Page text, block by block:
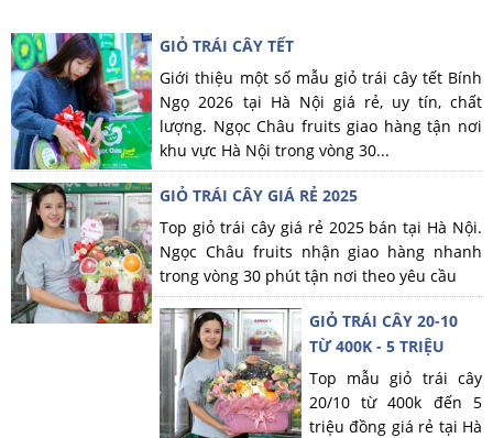
GIỎ TRÁI CÂY TẾT
Giới thiệu một số mẫu giỏ trái cây tết Bính
Ngọ 2026 tại Hà Nội giá rẻ, uy tín, chất
lượng. Ngọc Châu fruits giao hàng tận nơi
khu vực Hà Nội trong vòng 30...
GIỎ TRÁI CÂY GIÁ RẺ 2025
Top giỏ trái cây giá rẻ 2025 bán tại Hà Nội.
Ngọc Châu fruits nhận giao hàng nhanh
trong vòng 30 phút tận nơi theo yêu cầu
GIỎ TRÁI CÂY 20-10
TỪ 400K - 5 TRIỆU
Top mẫu giỏ trái cây
20/10 từ 400k đến 5
triệu đồng giá rẻ tại Hà